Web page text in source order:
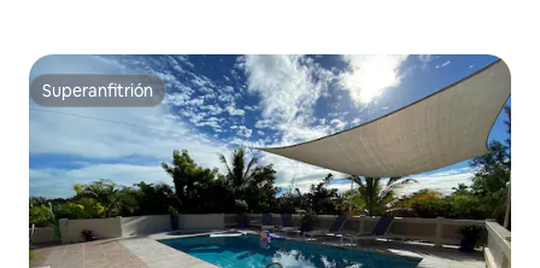
Superanfitrión
Superanfitrión